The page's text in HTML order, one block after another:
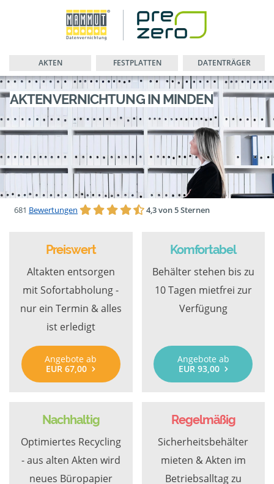
AKTEN FESTPLATTEN DATENTRÄGER
AKTENVERNICHTUNG IN MINDEN
681 Bewertungen 4,3 von 5 Sternen
Preiswert
Altakten entsorgen
mit Sofortabholung -
nur ein Termin & alles
ist erledigt
Angebote ab
EUR 67,00
Komfortabel
Behälter stehen bis zu
10 Tagen mietfrei zur
Verfügung
Angebote ab
EUR 93,00
Nachhaltig
Optimiertes Recycling
- aus alten Akten wird
neues Büropapier
Regelmäßig
Sicherheitsbehälter
mieten & Akten im
Betriebsalltag zu